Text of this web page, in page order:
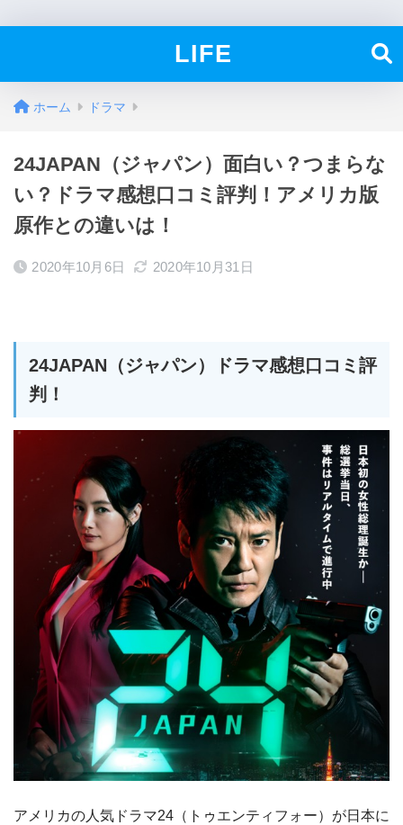
LIFE
ホーム ドラマ
24JAPAN（ジャパン）面白い？つまらな
い？ドラマ感想口コミ評判！アメリカ版
原作との違いは！
2020年10月6日 2020年10月31日
24JAPAN（ジャパン）ドラマ感想口コミ評
判！
アメリカの人気ドラマ24（トゥエンティフォー）が日本に